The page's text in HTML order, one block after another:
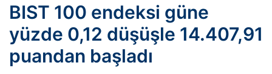
BIST 100 endeksi güne
yüzde 0,12 düşüşle 14.407,91
puandan başladı